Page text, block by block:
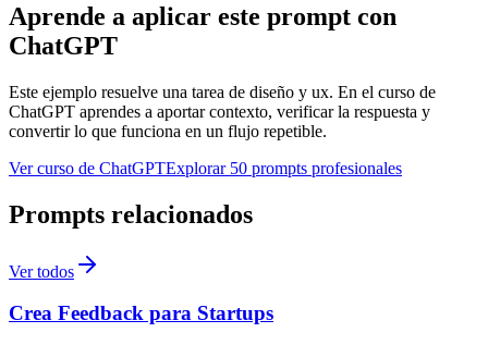
Aprende a aplicar este prompt con
ChatGPT
Este ejemplo resuelve una tarea de diseño y ux. En el curso de
ChatGPT aprendes a aportar contexto, verificar la respuesta y
convertir lo que funciona en un flujo repetible.
Ver curso de ChatGPTExplorar 50 prompts profesionales
Prompts relacionados
Ver todos
Crea Feedback para Startups